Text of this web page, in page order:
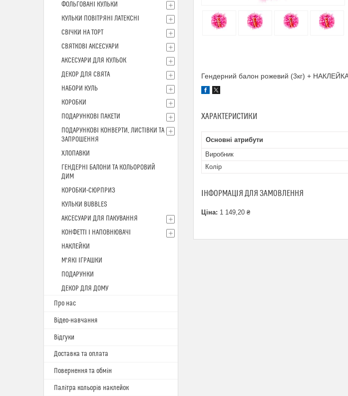
Гендерний балон рожевий (3кг) +
ХАРАКТЕРИСТИКИ
Основні атрибути
Виробник
Колір
ІНФОРМАЦІЯ ДЛЯ ЗАМОВЛЕННЯ
Ціна: 1 149,20 ₴
ФОЛЬГОВАНІ КУЛЬКИ
КУЛЬКИ ПОВІТРЯНІ ЛАТЕКСНІ
СВІЧКИ НА ТОРТ
СВЯТКОВІ АКСЕСУАРИ
АКСЕСУАРИ ДЛЯ КУЛЬОК
ДЕКОР ДЛЯ СВЯТА
НАБОРИ КУЛЬ
КОРОБКИ
ПОДАРУНКОВІ ПАКЕТИ
ПОДАРУНКОВІ КОНВЕРТИ, ЛИСТІВКИ ТА
ЗАПРОШЕННЯ
ХЛОПАВКИ
ГЕНДЕРНІ БАЛОНИ ТА КОЛЬОРОВИЙ
ДИМ
КОРОБКИ-СЮРПРИЗ
КУЛЬКИ BUBBLES
АКСЕСУАРИ ДЛЯ ПАКУВАННЯ
КОНФЕТТІ І НАПОВНЮВАЧІ
НАКЛЕЙКИ
М'ЯКІ ІГРАШКИ
ПОДАРУНКИ
ДЕКОР ДЛЯ ДОМУ
Про нас
Відео-навчання
Відгуки
Доставка та оплата
Повернення та обмін
Палітра кольорів наклейок